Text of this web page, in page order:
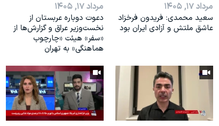
مرداد ۱۷, ۱۴۰۵
سعید محمدی: فریدون فرخزاد
عاشق ملتش و آزادی ایران بود
مرداد ۱۷, ۱۴۰۵
دعوت دوباره عربستان از
نخست‌وزیر عراق و گزارش‌ها از
«سفر» هیئت «چارچوب
هماهنگی» به تهران